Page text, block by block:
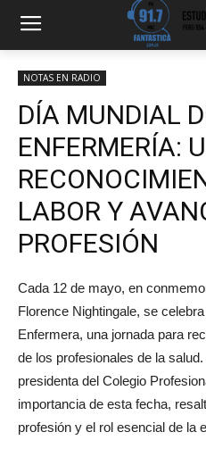
NOTAS EN RADIO
DÍA MUNDIAL
ENFERMERÍA:
LABOR Y
PROFESIÓN
Cada 12 de mayo, en
Florence Nightingale, se
Enfermera, una jornada para
de los profesionales de la
presidenta del Colegio
importancia de esta fecha,
profesión y el rol esencial de la